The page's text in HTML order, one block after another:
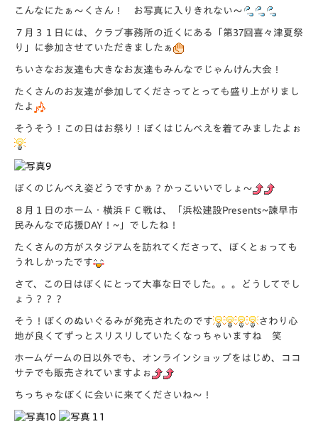
こんなにたぁ～くさん！ お写真に入りきれない～
７月３１日には、クラブ事務所の近くにある「第37回喜々津夏祭
り」に参加させていただきましたぁ
ちいさなお友達も大きなお友達もみんなでじゃんけん大会！
たくさんのお友達が参加してくださってとっても盛り上がりまし
たよ
そうそう！この日はお祭り！ぼくはじんべえを着てみましたよぉ
ぼくのじんべえ姿どうですかぁ？かっこいいでしょ～
８月１日のホーム・横浜ＦＣ戦は、「浜松建設Presents~諫早市
民みんなで応援DAY！~」でしたね！
たくさんの方がスタジアムを訪れてくださって、ぼくとぉっても
うれしかったです
さて、この日はぼくにとって大事な日でした。。。どうしてでし
ょう？？？
そう！ぼくのぬいぐるみが発売されたのです
さわり心
地が良くてずっとスリスリしていたくなっちゃいますね 笑
ホームゲームの日以外でも、オンラインショップをはじめ、ココ
サテでも販売されていますよぉ
ちっちゃなぼくに会いに来てくださいね～！